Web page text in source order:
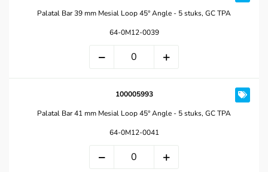
Palatal Bar 39 mm Mesial Loop 45° Angle - 5 stuks, GC TPA
64-0M12-0039
100005993
Palatal Bar 41 mm Mesial Loop 45° Angle - 5 stuks, GC TPA
64-0M12-0041